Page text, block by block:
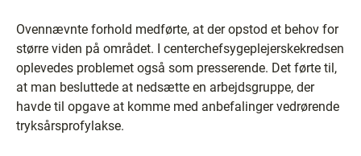
Ovennævnte forhold medførte, at der opstod et behov for
større viden på området. I centerchefsygeplejerskekredsen
oplevedes problemet også som presserende. Det førte til,
at man besluttede at nedsætte en arbejdsgruppe, der
havde til opgave at komme med anbefalinger vedrørende
tryksårsprofylakse.